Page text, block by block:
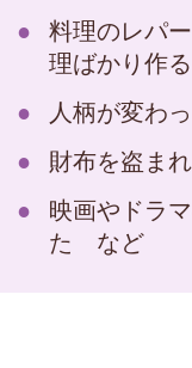
料理のレパ
理ばかり作
人柄が変わ
財布を盗ま
映画やドラ
た など